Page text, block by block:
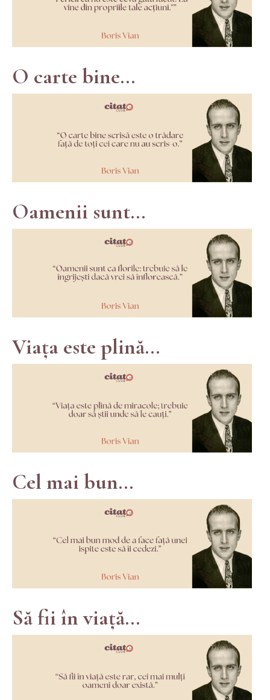
O carte bine...
Oamenii sunt...
Viața este plină...
Cel mai bun...
Să fii în viață...